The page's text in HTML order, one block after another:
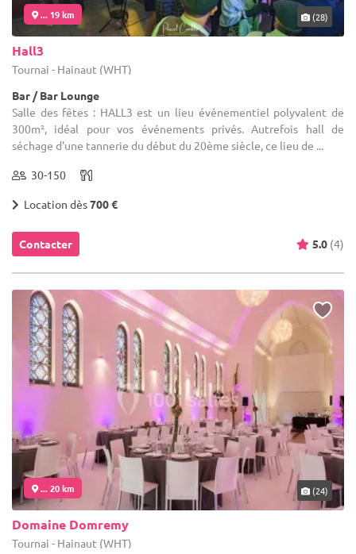
... 19 km (28)
Hall3
Tournai - Hainaut (WHT)
Bar / Bar Lounge
Salle des fêtes : HALL3 est un lieu événementiel polyvalent de
300m², idéal pour vos événements privés. Autrefois hall de
séchage d'une tannerie du début du 20ème siècle, ce lieu de ...
30-150
Location dès700 €
Contacter 5.0 (4)
... 20 km (24)
Domaine Domremy
Tournai - Hainaut (WHT)